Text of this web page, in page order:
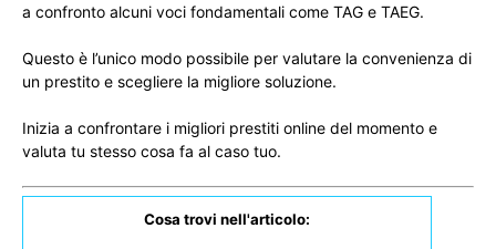
a confronto alcuni voci fondamentali come TAG e TAEG.
Questo è l’unico modo possibile per valutare la convenienza di
un prestito e scegliere la migliore soluzione.
Inizia a confrontare i migliori prestiti online del momento e
valuta tu stesso cosa fa al caso tuo.
Cosa trovi nell'articolo: